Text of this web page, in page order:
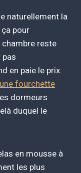
naturellement la
ça pour
chambre reste
pas
en paie le prix.
fourchette
dormeurs
duquel le
en mousse à
les plus